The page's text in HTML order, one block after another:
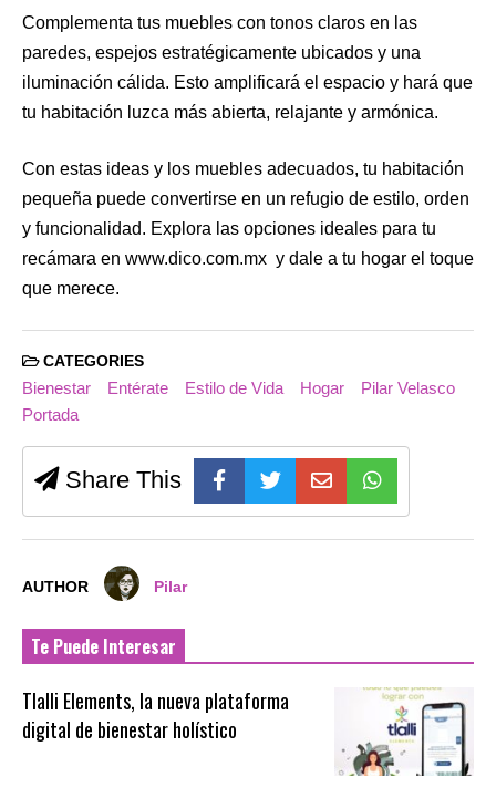
Complementa tus muebles con tonos claros en las
paredes, espejos estratégicamente ubicados y una
iluminación cálida. Esto amplificará el espacio y hará que
tu habitación luzca más abierta, relajante y armónica.
Con estas ideas y los muebles adecuados, tu habitación
pequeña puede convertirse en un refugio de estilo, orden
y funcionalidad. Explora las opciones ideales para tu
recámara en www.dico.com.mx y dale a tu hogar el toque
que merece.
CATEGORIES
Bienestar Entérate Estilo de Vida Hogar
Pilar Velasco
Portada
Share This
AUTHOR Pilar
Te Puede Interesar
Tlalli Elements, la nueva plataforma
digital de bienestar holístico